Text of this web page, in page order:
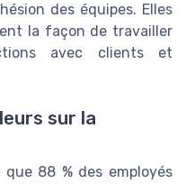
des équipes. Elles
la façon de travailler
avec clients et
sur la
88 % des employés